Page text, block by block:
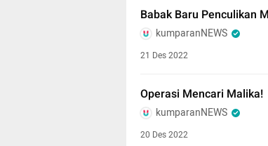
Babak Baru Penculikan
kumparanNEWS
21 Des 2022
Operasi Mencari Malika!
kumparanNEWS
20 Des 2022